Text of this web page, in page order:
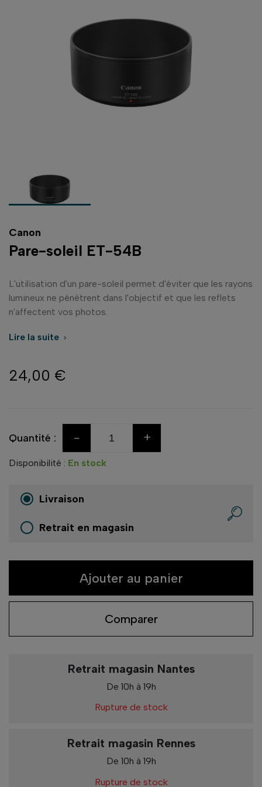
Canon
Pare-soleil ET-54B
L'utilisation d'un pare-soleil permet d'éviter que les rayons
lumineux ne pénètrent dans l'objectif et que les reflets
n'affectent vos photos.
Lire la suite 
24,00 €
Quantité : - +
Disponibilité : En stock
Livraison
Retrait en magasin
Ajouter au panier
Comparer
Retrait magasin Nantes
De 10h à 19h
Rupture de stock
Retrait magasin Rennes
De 10h à 19h
Rupture de stock